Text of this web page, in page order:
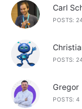
Carl
POSTS:
POSTS:
Gregor
POSTS: 4